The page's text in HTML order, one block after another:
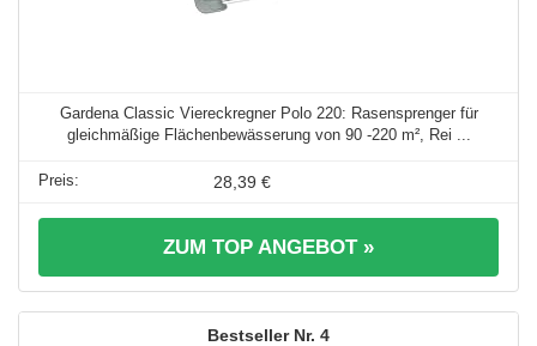
Gardena Classic Viereckregner Polo 220: Rasensprenger für
gleichmäßige Flächenbewässerung von 90 -220 m², Rei ...
28,39 €
ZUM TOP ANGEBOT »
4